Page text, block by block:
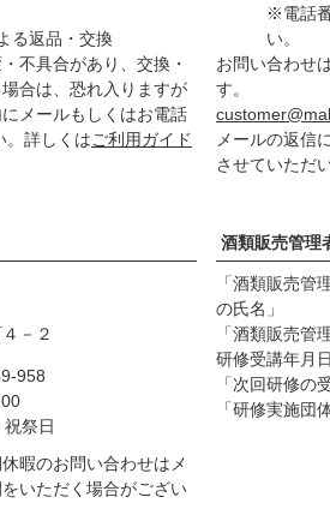
る返品・交換
不具合があり、交換・
合は、恐れ入りますが
メールもしくはお電話
。詳しくはご利用ガイド
※電話
い。
お問い合わせ
す。
メールの返信
させていただ
－２
958
祭日
暇のお問い合わせはメ
いただく場合がござい
酒類販売管理
「酒類販売管
の氏名」
「酒類販売管
研修受講年月日
「次回研修の
「研修実施団